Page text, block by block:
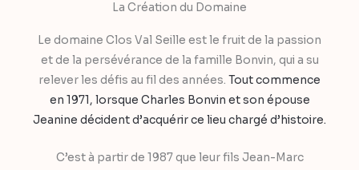
La Création du Domaine
Le domaine Clos Val Seille est le fruit de la passion
et de la persévérance de la famille Bonvin, qui a su
relever les défis au fil des années. Tout commence
en 1971, lorsque Charles Bonvin et son épouse
Jeanine décident d’acquérir ce lieu chargé d’histoire.
C’est à partir de 1987 que leur fils Jean-Marc